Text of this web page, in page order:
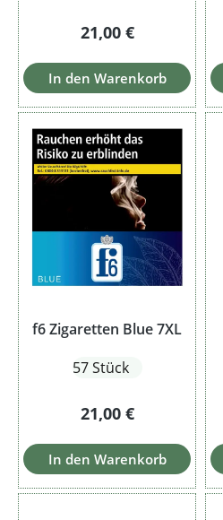
Regulärer Preis:
21,00 €
In den Warenkorb
f6 Zigaretten Blue 7XL
57 Stück
Regulärer Preis:
21,00 €
In den Warenkorb